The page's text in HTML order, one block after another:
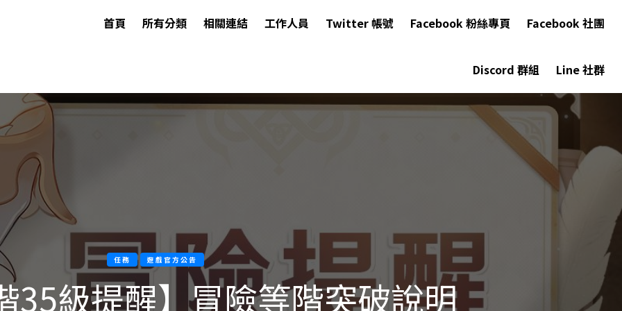
首頁 所有分類 相關連結 工作人員 Twitter 帳號 Facebook 粉絲專頁 Facebook 社團
Discord 群組 Line 社群
任務 遊戲官方公告
35級提醒】冒險等階突破說明